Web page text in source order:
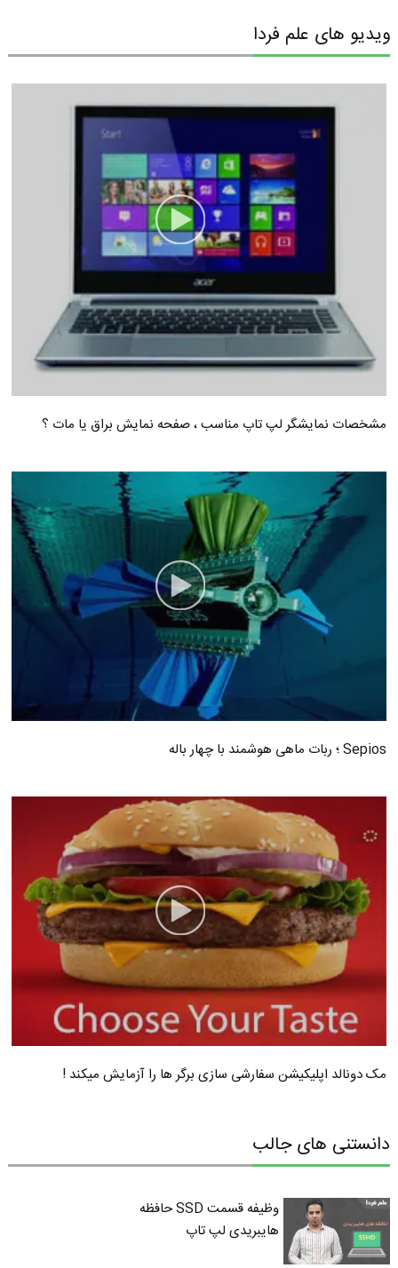
ویدیو های علم فردا
مشخصات نمایشگر لپ تاپ مناسب ، صفحه نمایش براق یا مات ؟
Sepios ؛ ربات ماهی هوشمند با چهار باله
مک دونالد اپلیکیشن سفارشی سازی برگر ها را آزمایش میکند !
دانستنی های جالب
وظیفه قسمت SSD حافظه
هایبریدی لپ تاپ